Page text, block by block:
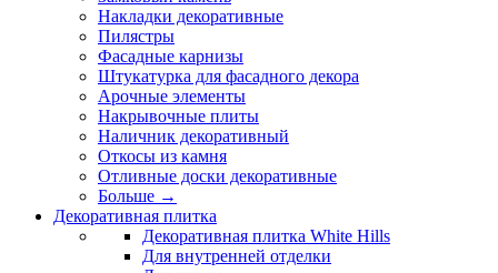
Накладки декоративные
Пилястры
Фасадные карнизы
Штукатурка для фасадного декора
Арочные элементы
Накрывочные плиты
Наличник декоративный
Откосы из камня
Отливные доски декоративные
Больше →
Декоративная плитка
Декоративная плитка White Hills
Для внутренней отделки